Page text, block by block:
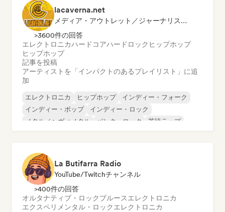
lacaverna.net
メディア・アウトレット／ジャーナリスト, プレイリスト・キュレーター
>3600件の回答
エレクトロニカハードコアハードロック ヒップホップ
ヒップホップ
記事を投稿
アーティストを「インパクトのあるプレイリスト」に追
加
エレクトロニカ ヒップホップ
インディー・フォーク
インディー・ポップ
インディー・ロック
メタル／ヘヴィメタル
パンク・ロック 英語ラップ
La Butifarra Radio
YouTube/Twitchチャンネル
>400件の回答
オルタナティブ・ロックブルースエレクトロニカ
エクスペリメンタル・ロックエレクトロニカ